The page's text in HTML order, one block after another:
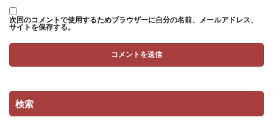
次回のコメントで使用するためブラウザーに自分の名前、メールアドレス、
サイトを保存する。
検索